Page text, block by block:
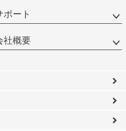
ポート
社概要